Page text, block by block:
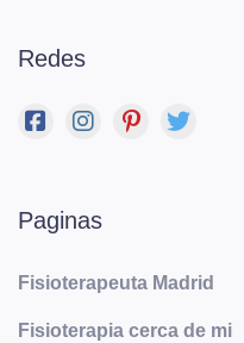
Redes
Paginas
Fisioterapeuta Madrid
Fisioterapia cerca de mi